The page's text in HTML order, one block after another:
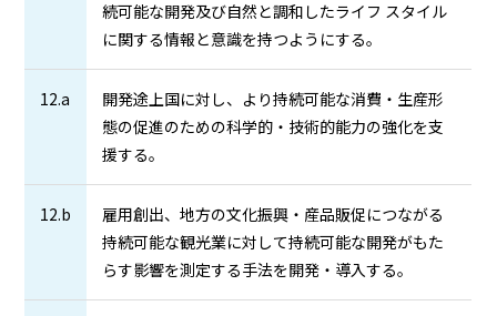
続可能な開発及び自然と調和したライフ スタイル
に関する情報と意識を持つようにする。
12.a
開発途上国に対し、より持続可能な消費・生産形
態の促進のための科学的・技術的能力の強化を支
援する。
12.b
雇用創出、地方の文化振興・産品販促につながる
持続可能な観光業に対して持続可能な開発がもた
らす影響を測定する手法を開発・導入する。